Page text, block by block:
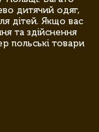
дитячий одяг,
дітей. Якщо вас
та здійснення
польські товари